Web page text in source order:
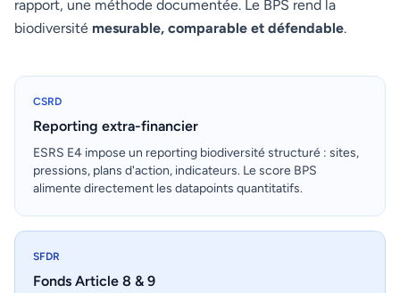
rapport, une méthode documentée. Le BPS rend la
biodiversité mesurable, comparable et défendable.
CSRD
Reporting extra-financier
ESRS E4 impose un reporting biodiversité structuré : sites,
pressions, plans d'action, indicateurs. Le score BPS
alimente directement les datapoints quantitatifs.
SFDR
Fonds Article 8 & 9